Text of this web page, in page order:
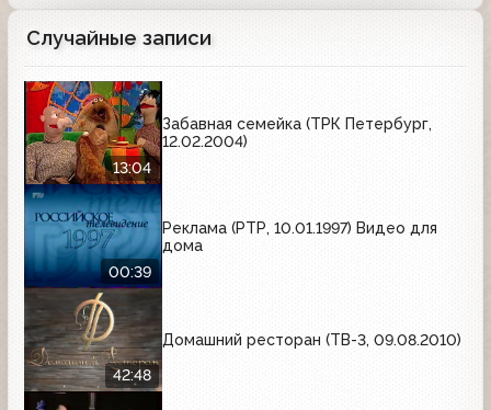
Случайные записи
13:04
Забавная семейка (ТРК Петербург,
12.02.2004)
00:39
Реклама (РТР, 10.01.1997) Видео для
дома
42:48
Домашний ресторан (ТВ-3, 09.08.2010)